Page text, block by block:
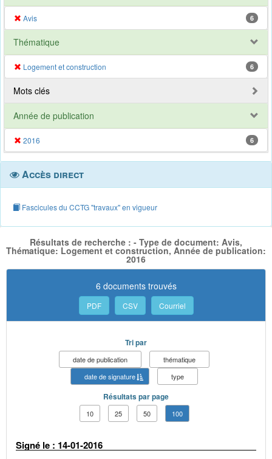
Avis 6
Thématique
Logement et construction 6
Mots clés
Année de publication
2016 6
Accès direct
Fascicules du CCTG "travaux" en vigueur
Résultats de recherche : - Type de document: Avis,
Thématique: Logement et construction, Année de publication:
2016
6 documents trouvés
PDF CSV Courriel
Tri par
date de publication
thématique
date de signature
type
Résultats par page
10 25 50 100
Signé le : 14-01-2016